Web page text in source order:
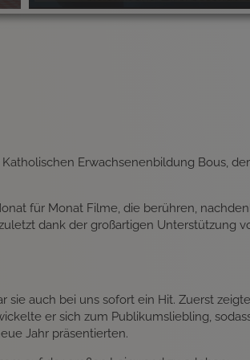
Erwachsenenbildung Bous, der
für Monat Filme, die berühren,
dank der großartigen Unterstützung
auch bei uns sofort ein Hit. Zuerst
er sich zum Publikumsliebling,
Jahr präsentierten.